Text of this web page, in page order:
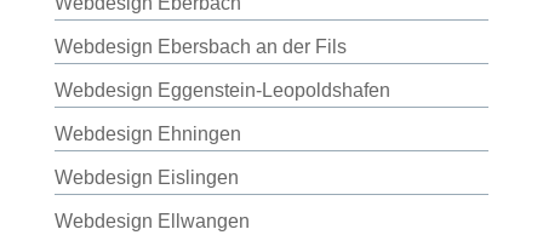
Webdesign Ebersbach an der Fils
Webdesign Eggenstein-Leopoldshafen
Webdesign Ehningen
Webdesign Eislingen
Webdesign Ellwangen